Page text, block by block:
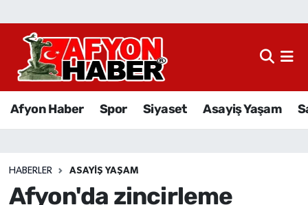
Afyon Haber Spor Siyaset Asayiş Yaşam
HABERLER ASAYIŞ YAŞAM
Afyon'da zincirleme
Afyon Haber
Sağlık